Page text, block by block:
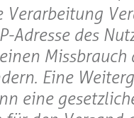
Verarbeitung
Adresse des
Eine
eine